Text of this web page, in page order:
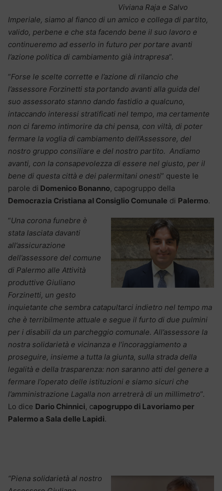
Viviana Raja e Salvo
Imperiale, siamo al fianco di un amico e collega di partito,
valido, perbene e che sta facendo bene il suo lavoro e
continueremo ad esserlo in futuro per portare avanti
l’azione politica di cambiamento già intrapresa“.
“Forse le scelte corrette e l’azione di rilancio che
l’assessore Forzinetti sta portando avanti alla guida del
suo assessorato stanno dando fastidio a qualcuno,
intaccando interessi stratificati nel tempo, ma certamente
non ci faremo intimorire da chi pensa, con viltà, di poter
fermare la voglia di cambiamento dell’Assessore, del
nostro gruppo consiliare e del nostro partito. Andiamo
avanti, con la consapevolezza di essere nel giusto, per il
bene di questa città e dei palermitani onesti” queste le
parole di Domenico Bonanno, capogruppo della
Democrazia Cristiana al Consiglio Comunale di Palermo.
“Una corona funebre è
stata lasciata davanti
all’assicurazione
dell’assessore del comune
di Palermo alle Attività
produttive Giuliano
Forzinetti, un gesto
inquietante che sembra catapultarci indietro nel tempo ma
che è terribilmente attuale e segue il furto di due pulmini
per i disabili da un parcheggio comunale. All’assessore la
nostra solidarietà e vicinanza e l’incoraggiamento a
proseguire, insieme a tutta la giunta, sulla strada della
legalità e della trasparenza: non saranno atti del genere a
fermare l’operato delle istituzioni e siamo sicuri che
l’amministrazione Lagalla non arretrerà di un millimetro”.
Lo dice Dario Chinnici, capogruppo di Lavoriamo per
Palermo a Sala delle Lapidi.
“Piena solidarietà al nostro